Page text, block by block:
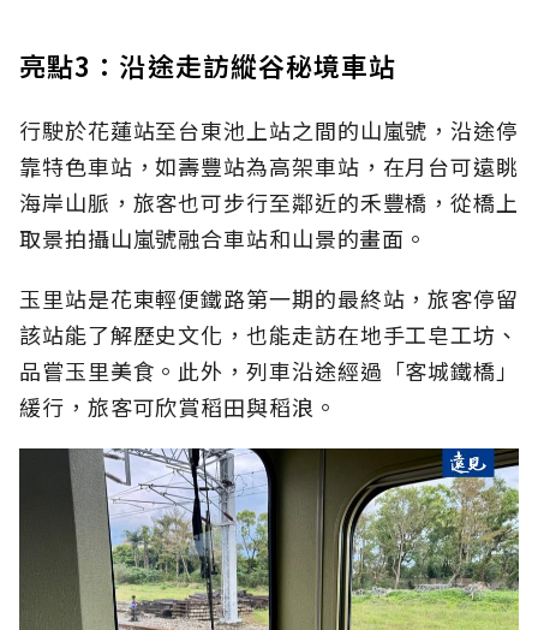
亮點3：沿途走訪縱谷秘境車站
行駛於花蓮站至台東池上站之間的山嵐號，沿途停
靠特色車站，如壽豐站為高架車站，在月台可遠眺
海岸山脈，旅客也可步行至鄰近的禾豐橋，從橋上
取景拍攝山嵐號融合車站和山景的畫面。
玉里站是花東輕便鐵路第一期的最終站，旅客停留
該站能了解歷史文化，也能走訪在地手工皂工坊、
品嘗玉里美食。此外，列車沿途經過「客城鐵橋」
緩行，旅客可欣賞稻田與稻浪。